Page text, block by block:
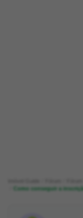
Como conseguir a